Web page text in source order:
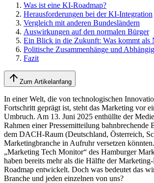
Was ist eine KI-Roadmap?
Herausforderungen bei der KI-Integration
Vergleich mit anderen Bundesländern
Auswirkungen auf den normalen Bürger
Ein Blick in die Zukunft: Was kommt als
Politische Zusammenhänge und
Fazit
Zum Artikelanfang
In einer Welt, die von technologischen
Fortschritt geprägt ist, steht das Marketing vor
Umbruch. Am 13. Juni 2025 enthüllte der
Rahmen einer Pressemitteilung bahnbrechende
dem DACH-Raum (Deutschland, Österreich,
Marketingbranche in Aufruhr versetzen
„Marketing Tech Monitor“ des Hamburger
haben bereits mehr als die Hälfte der
Roadmap entwickelt. Doch was bedeutet das
Branche und jeden einzelnen von uns?